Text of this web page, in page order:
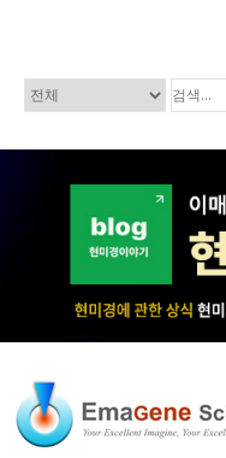
있는 LightSheet
세포에서부터 조
정들에 대한 이해를 높
(Spatio-
수 있는 이미징시스템입니
아티팩트
일한 조명하는 가
는 두개의 광시트
Detection 양방향에서 고해상도 대물렌즈를 통
해 이미징을 함
도를 높임 Multi-Position & Open Top Sample
Holder open-top sample holder로 인해 샘플
마운팅(Sample
을 수행할 수 있으며, 실험을 수행하는
쉽게 배양액을 교
어
00:00
http://
content/
동
영
레
이
동
영